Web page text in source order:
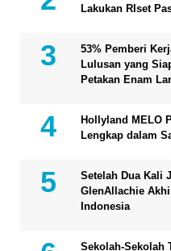
Lakukan RIset
53% Pemberi
Lulusan yang
Petakan Enam
Hollyland MELO
Lengkap dalam
Setelah Dua Kali
GlenAllachie
Indonesia
Sekolah-Sekolah